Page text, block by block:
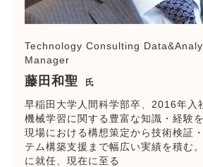
Technology Consulting
Manager
藤田和聖 氏
早稲田大学人間科学部卒、2016年入
機械学習に関する豊富な知識・経験
現場における構想策定から技術検証
テム構築支援まで幅広い実績を積む
に就任、現在に至る